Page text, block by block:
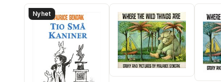
Nyhet